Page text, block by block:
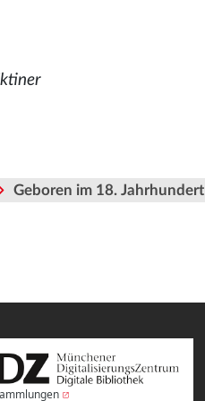
Geboren im 18. Jahrhundert